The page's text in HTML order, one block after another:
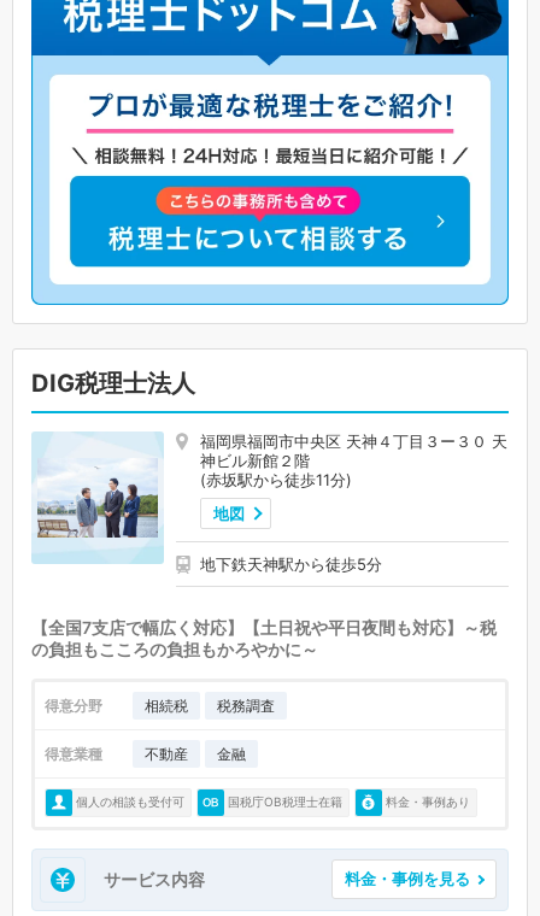
DIG税理士法人
福岡県福岡市中央区 天神４丁目３ー３０ 天
神ビル新館２階
(赤坂駅から徒歩11分)
地図
地下鉄天神駅から徒歩5分
【全国7支店で幅広く対応】【土日祝や平日夜間も対応】～税
の負担もこころの負担もかろやかに～
得意分野 相続税 税務調査
得意業種 不動産 金融
個人の相談も受付可 国税庁OB税理士在籍 料金・事例あり
サービス内容 料金・事例を見る